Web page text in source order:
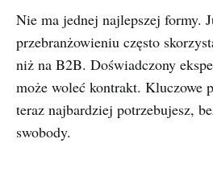
Nie ma jednej najlepszej formy.
przebranżowieniu często
niż na B2B. Doświadczony
może woleć kontrakt. Kluczowe
teraz najbardziej potrzebujesz,
swobody.